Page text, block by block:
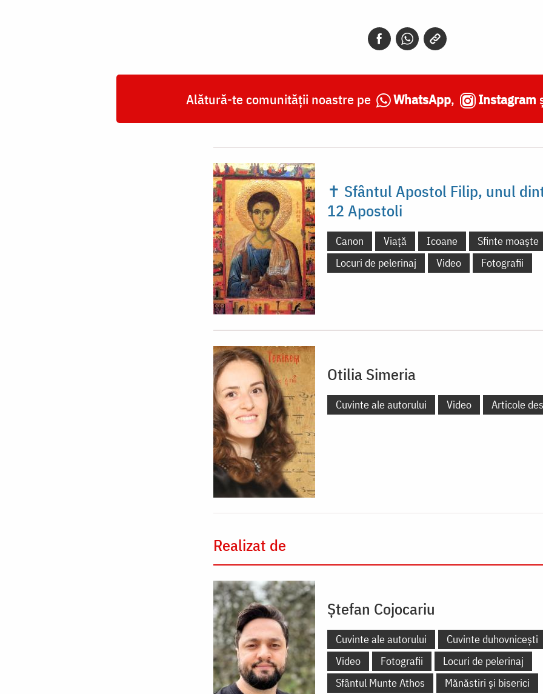
Alătură-te comunității noastre pe WhatsApp, Instagram
✝ Sfântul Apostol Filip, unul
12 Apostoli
Canon Viață Icoane
Sfinte moaște
Locuri de pelerinaj
Video Fotografii
Otilia Simeria
Cuvinte ale autorului Video Articole
Realizat de
Ștefan Cojocariu
Cuvinte ale autorului Cuvinte duhovnicești
Video
Fotografii
Locuri de pelerinaj
Sfântul Munte Athos
Mănăstiri și biserici